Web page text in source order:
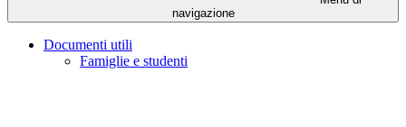
navigazione
Documenti utili
Famiglie e studenti